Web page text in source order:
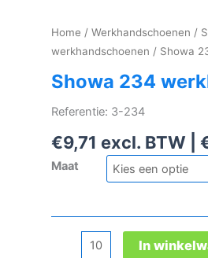
Home / Werkhandschoenen /
werkhandschoenen / Showa
Showa 234
Referentie: 3-234
€9,71 excl. BTW |
Maat
In